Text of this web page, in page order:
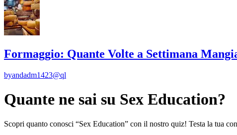
Formaggio: Quante Volte a Settimana
byandadm1423@ql
Quante ne sai su Sex Education?
Scopri quanto conosci “Sex Education” con il nostro quiz! Testa la tua